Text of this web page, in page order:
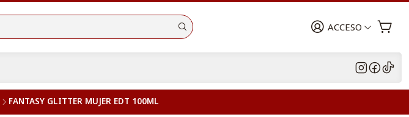
ACCESO
FANTASY GLITTER MUJER EDT 100ML